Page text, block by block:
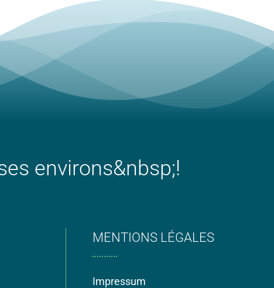
environs&nbsp;!
MENTIONS LÉGALES
Impressum